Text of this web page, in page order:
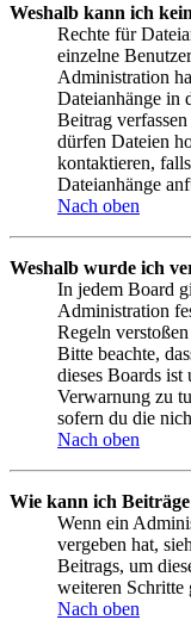
Weshalb kann ich
Rechte für
einzelne
Administration
Dateianhänge in
Beitrag
dürfen Dateien
kontaktieren,
Dateianhänge
Nach oben
Weshalb wurde ich
In jedem Board
Administration
Regeln
Bitte beachte,
dieses Boards
Verwarnung zu
sofern du die
Nach oben
Wie kann ich
Wenn ein
vergeben hat,
Beitrags, um
weiteren Schritte
Nach oben